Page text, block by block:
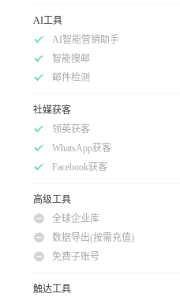
AI工具
AI智能营销助手
智能搜邮
邮件检测
社媒获客
领英获客
WhatsApp获客
Facebook获客
高级工具
全球企业库
数据导出(按需充值)
免费子账号
触达工具